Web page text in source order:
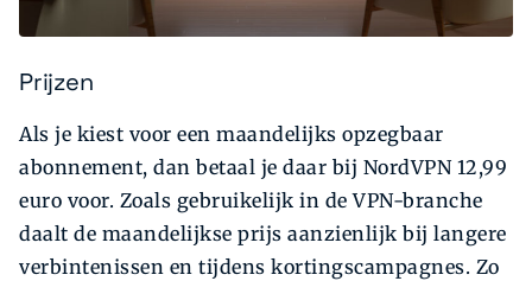
Prijzen
Als je kiest voor een maandelijks opzegbaar
abonnement, dan betaal je daar bij NordVPN 12,99
euro voor. Zoals gebruikelijk in de VPN-branche
daalt de maandelijkse prijs aanzienlijk bij langere
verbintenissen en tijdens kortingscampagnes. Zo